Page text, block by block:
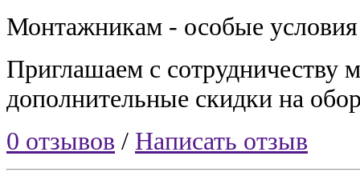
Монтажникам - особые условия
Приглашаем с сотрудничеству
дополнительные скидки на
0 отзывов / Написать отзыв